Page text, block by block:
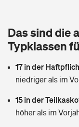
Tools
Wer versichert was:
Sie haben Fragen?
Glasversicherung
Kinderinvalidität
Reiseversicherung
Dread-Disease-
Das sind die
Typklassen
17 in der
niedriger als im
15 in der
höher als im